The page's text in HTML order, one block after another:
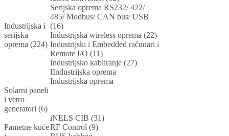
Industrijska i
serijska
oprema (224)
Serijska oprema RS232/ 422/
485/ Modbus/ CAN bus/ USB
(16)
Industrijska wireless oprema (22)
Industrijski i Embedded računari i
Remote I/O (11)
Industrijsko kabliranje (27)
IIndustrijska oprema
Industrijska oprema
Solarni paneli
i vetro
generatori (6)
Pametne kuće
iNELS CIB (31)
RF Control (9)